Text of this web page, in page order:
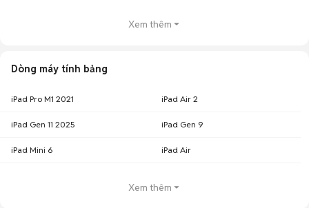
Xem thêm
Dòng máy tính bảng
iPad Pro M1 2021 iPad Air 2
iPad Gen 11 2025 iPad Gen 9
iPad Mini 6 iPad Air
Xem thêm